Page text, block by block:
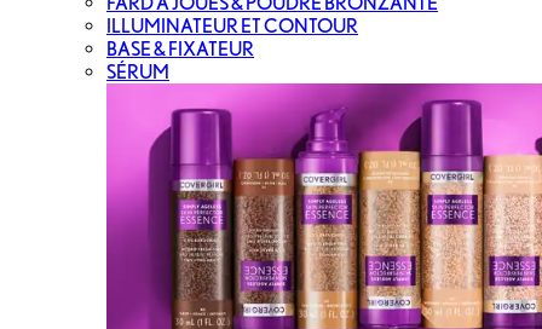
ILLUMINATEUR ET CONTOUR
BASE & FIXATEUR
SÉRUM